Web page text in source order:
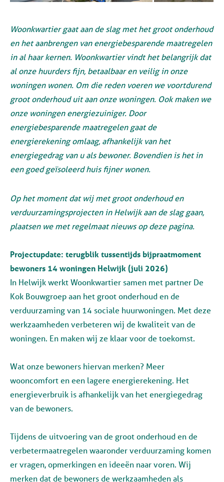
Woonkwartier gaat aan de slag met het groot onderhoud
en het aanbrengen van energiebesparende maatregelen
in al haar kernen. Woonkwartier vindt het belangrijk dat
al onze huurders fijn, betaalbaar en veilig in onze
woningen wonen. Om die reden voeren we voortdurend
groot onderhoud uit aan onze woningen. Ook maken we
onze woningen energiezuiniger. Door
energiebesparende maatregelen gaat de
energierekening omlaag, afhankelijk van het
energiegedrag van u als bewoner. Bovendien is het in
een goed geïsoleerd huis fijner wonen.
Op het moment dat wij met groot onderhoud en
verduurzamingsprojecten in Helwijk aan de slag gaan,
plaatsen we met regelmaat nieuws op deze pagina.
Projectupdate: terugblik tussentijds bijpraatmoment
bewoners 14 woningen Helwijk (juli 2026)
In Helwijk werkt Woonkwartier samen met partner De
Kok Bouwgroep aan het groot onderhoud en de
verduurzaming van 14 sociale huurwoningen. Met deze
werkzaamheden verbeteren wij de kwaliteit van de
woningen. En maken wij ze klaar voor de toekomst.
Wat onze bewoners hiervan merken? Meer
wooncomfort en een lagere energierekening. Het
energieverbruik is afhankelijk van het energiegedrag
van de bewoners.
Tijdens de uitvoering van de groot onderhoud en de
verbetermaatregelen waaronder verduurzaming komen
er vragen, opmerkingen en ideeën naar voren. Wij
merken dat de bewoners de werkzaamheden als